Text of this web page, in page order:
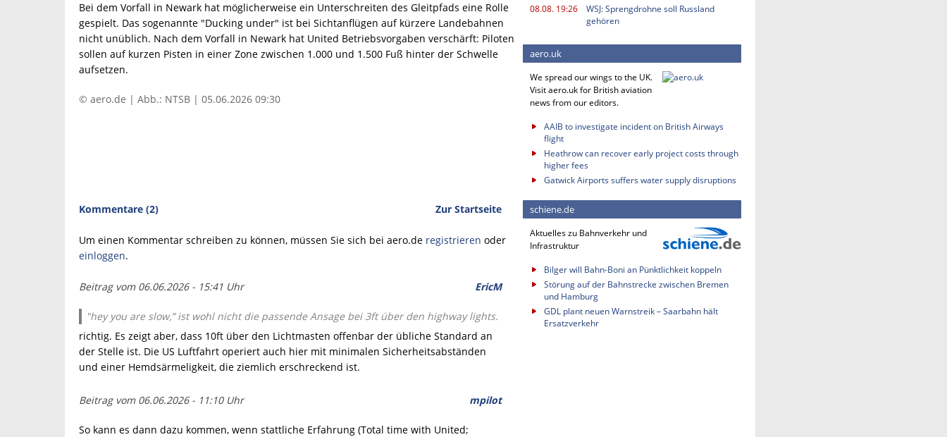
Bei dem Vorfall in Newark hat möglicherweise ein Unterschreiten des Gleitpfads eine Rolle
gespielt. Das sogenannte "Ducking under" ist bei Sichtanflügen auf kürzere Landebahnen
nicht unüblich. Nach dem Vorfall in Newark hat United Betriebsvorgaben verschärft: Piloten
sollen auf kurzen Pisten in einer Zone zwischen 1.000 und 1.500 Fuß hinter der Schwelle
aufsetzen.
© aero.de | Abb.: NTSB | 05.06.2026 09:30
Kommentare (2) Zur Startseite
Um einen Kommentar schreiben zu können, müssen Sie sich bei aero.de registrieren oder
einloggen.
Beitrag vom 06.06.2026 - 15:41 Uhr EricM
"hey you are slow,” ist wohl nicht die passende Ansage bei 3ft über den highway lights.
richtig. Es zeigt aber, dass 10ft über den Lichtmasten offenbar der übliche Standard an
der Stelle ist. Die US Luftfahrt operiert auch hier mit minimalen Sicherheitsabständen
und einer Hemdsärmeligkeit, die ziemlich erschreckend ist.
Beitrag vom 06.06.2026 - 11:10 Uhr mpilot
So kann es dann dazu kommen, wenn stattliche Erfahrung (Total time with United;
08.08. 19:26
WSJ: Sprengdrohne soll Russland
gehören
aero.uk
We spread our wings to the UK.
Visit aero.uk for British aviation
news from our editors.
AAIB to investigate incident on British Airways
flight
Heathrow can recover early project costs through
higher fees
Gatwick Airports suffers water supply disruptions
schiene.de
Aktuelles zu Bahnverkehr und
Infrastruktur
Bilger will Bahn-Boni an Pünktlichkeit koppeln
Störung auf der Bahnstrecke zwischen Bremen
und Hamburg
GDL plant neuen Warnstreik – Saarbahn hält
Ersatzverkehr